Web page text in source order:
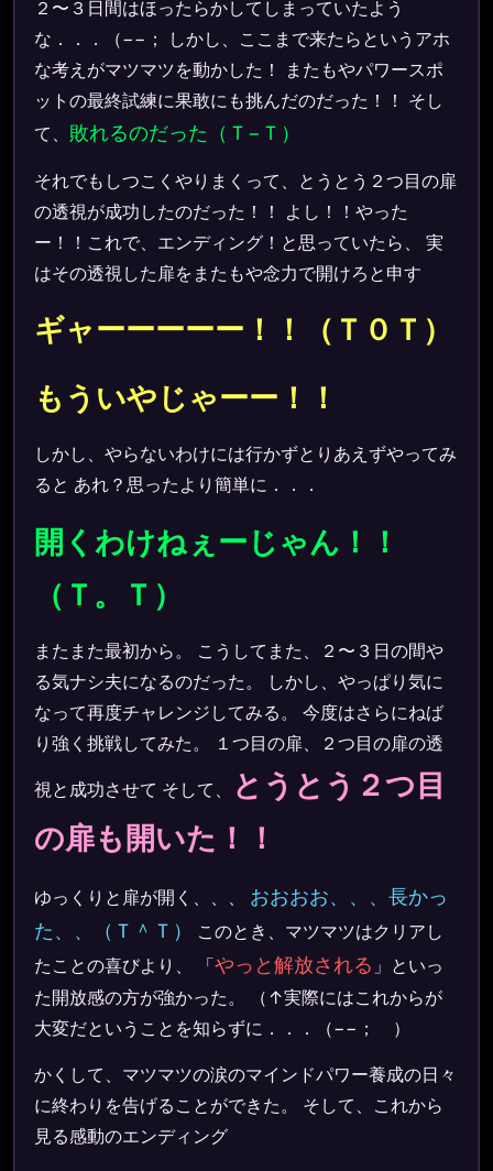
２〜３日間はほったらかしてしまっていたよう
な．．．（−−； しかし、ここまで来たらというアホ
な考えがマツマツを動かした！ またもやパワースポ
ットの最終試練に果敢にも挑んだのだった！！ そし
て、 敗れるのだった（Ｔ−Ｔ）
それでもしつこくやりまくって、とうとう２つ目の扉
の透視が成功したのだった！！ よし！！やった
ー！！これで、エンディング！と思っていたら、 実
はその透視した扉をまたもや念力で開けろと申す
ギャーーーーー！！（Ｔ０Ｔ）
もういやじゃーー！！
しかし、やらないわけには行かずとりあえずやってみ
ると あれ？思ったより簡単に．．．
開くわけねぇーじゃん！！
（Ｔ。Ｔ）
またまた最初から。 こうしてまた、２〜３日の間や
る気ナシ夫になるのだった。 しかし、やっぱり気に
なって再度チャレンジしてみる。 今度はさらにねば
り強く挑戦してみた。 １つ目の扉、２つ目の扉の透
視と成功させて そして、
とうとう２つ目
の扉も開いた！！
ゆっくりと扉が開く、、、 おおおお、、、長かっ
た、、（Ｔ＾Ｔ）
このとき、マツマツはクリアし
たことの喜びより、 「やっと解放される 」といっ
た開放感の方が強かった。 （↑実際にはこれからが
大変だということを知らずに．．．（−−； ）
かくして、マツマツの涙のマインドパワー養成の日々
に終わりを告げることができた。 そして、これから
見る感動のエンディング